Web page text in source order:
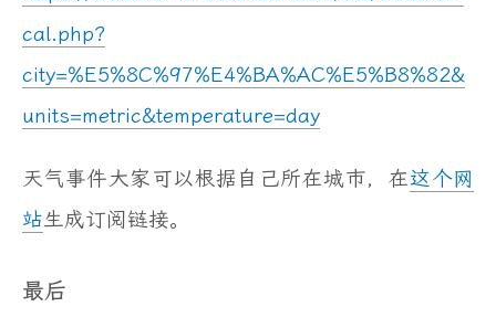
cal.php?
city=%E5%8C%97%E4%BA%AC%E5%B8%82&
units=metric&temperature=day
天气事件大家可以根据自己所在城市，在这个网
站生成订阅链接。
最后